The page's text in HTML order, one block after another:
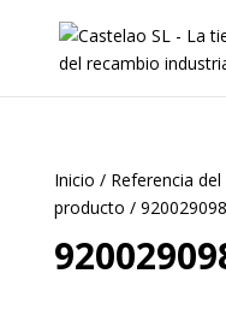
Inicio / Referencia
producto /